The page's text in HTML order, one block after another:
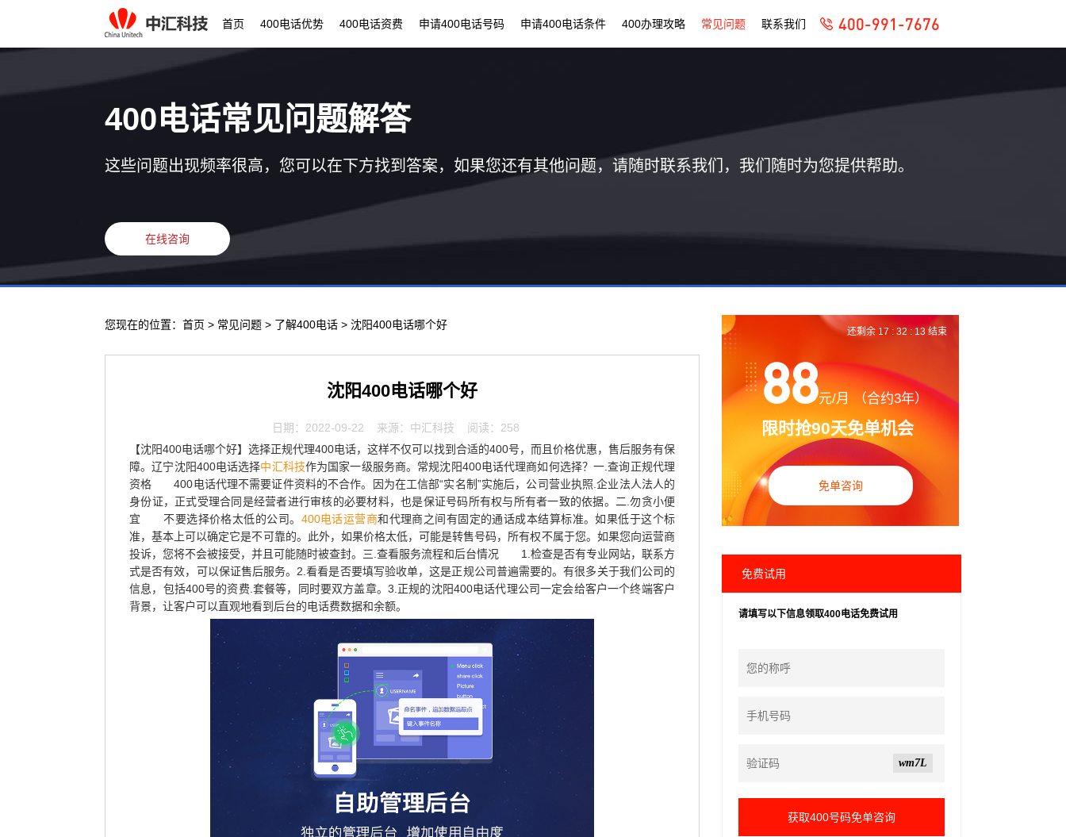
首页 400电话优势 400电话资费 申请400电话号码 申请400电话条件 400办理攻略 常见问题 联系我们 400-991-7676
400电话常见问题解答
这些问题出现频率很高，您可以在下方找到答案，如果您还有其他问题，请随时联系我们，我们随时为您提供帮助。
在线咨询
您现在的位置： 首页 > 常见问题 > 了解400电话 > 沈阳400电话哪个好
沈阳400电话哪个好
日期：2022-09-22 来源：中汇科技 阅读：258
【沈阳400电话哪个好】选择正规代理400电话，这样不仅可以找到合适的400号，而且价格优惠，售后服务有保
障。辽宁沈阳400电话选择中汇科技作为国家一级服务商。常规沈阳400电话代理商如何选择？一.查询正规代理
资格 400电话代理不需要证件资料的不合作。因为在工信部“实名制”实施后，公司营业执照.企业法人法人的
身份证，正式受理合同是经营者进行审核的必要材料，也是保证号码所有权与所有者一致的依据。二.勿贪小便
宜 不要选择价格太低的公司。 400电话运营商和代理商之间有固定的通话成本结算标准。如果低于这个标
准，基本上可以确定它是不可靠的。此外，如果价格太低，可能是转售号码，所有权不属于您。如果您向运营商
投诉，您将不会被接受，并且可能随时被查封。三.查看服务流程和后台情况 1.检查是否有专业网站，联系方
式是否有效，可以保证售后服务。2.看看是否要填写验收单，这是正规公司普遍需要的。有很多关于我们公司的
信息，包括400号的资费.套餐等，同时要双方盖章。3.正规的沈阳400电话代理公司一定会给客户一个终端客户
背景，让客户可以直观地看到后台的电话费数据和余额。
88元/月 （合约3年）
限时抢90天免单机会
免单咨询
还剩余 17 : 32 :12 结束
免费试用
请填写以下信息领取400电话免费试用
wm7L